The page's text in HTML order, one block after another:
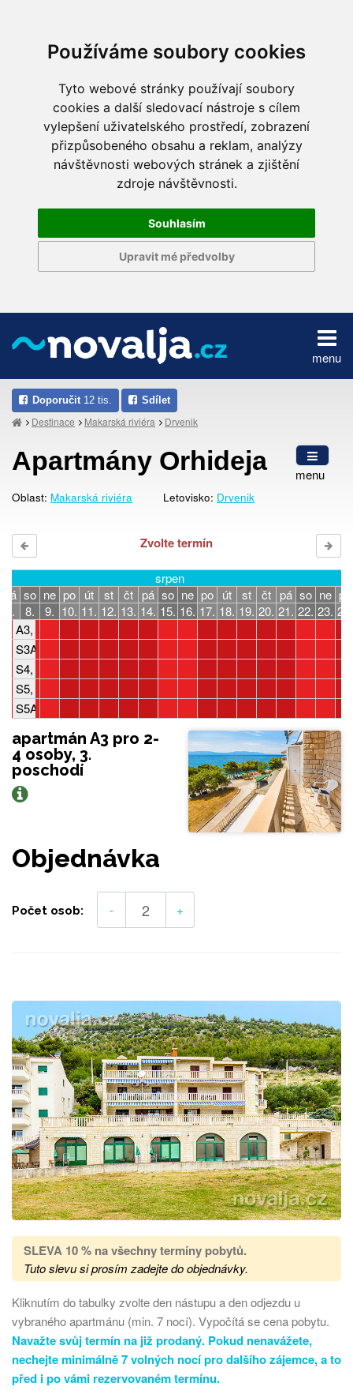
Používáme soubory cookies
Tyto webové stránky používají soubory
cookies a další sledovací nástroje s cílem
vylepšení uživatelského prostředí, zobrazení
přizpůsobeného obsahu a reklam, analýzy
návštěvnosti webových stránek a zjištění
zdroje návštěvnosti.
Souhlasím
Upravit mé předvolby
menu
Doporučit 12 tis. Sdílet
Destinace Makarská riviéra Drvenik
menu
Apartmány Orhideja
Oblast: Makarská riviéra Letovisko: Drvenik
Zvolte termín
srpen
pá so ne po út st čt pá so ne po út st čt pá so ne po
7.
8. 9. 10. 11. 12. 13. 14. 15. 16. 17. 18. 19. 20. 21. 22. 23. 24.
A3, 2-4 osoby, 1 ložnice
S3A, 2-4 osoby, studio
S4, 2-4 osoby, studio
S5, 2-4 osoby, studio
S5A, 2-4 osoby, studio
apartmán A3 pro 2-
4 osoby, 3.
poschodí
Objednávka
Počet osob: - +
SLEVA 10 % na všechny termíny pobytů.
Tuto slevu si prosím zadejte do objednávky.
Kliknutím do tabulky zvolte den nástupu a den odjezdu u
vybraného apartmánu (min. 7 nocí). Vypočítá se cena pobytu.
Navažte svůj termín na již prodaný. Pokud nenavážete,
nechejte minimálně 7 volných nocí pro dalšího zájemce, a to
před i po vámi rezervovaném termínu.